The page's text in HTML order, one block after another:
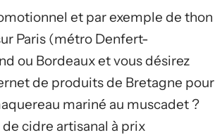
et par exemple de thon
Paris (métro Denfert-
ou Bordeaux et vous désirez
de produits de Bretagne pour
mariné au muscadet ?
cidre artisanal à prix